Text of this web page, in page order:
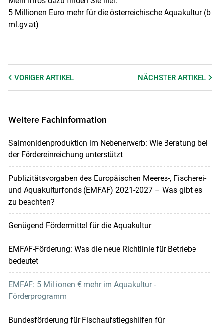
5 Millionen Euro mehr für die österreichische Aquakultur (b
ml.gv.at)
VORIGER ARTIKEL NÄCHSTERARTIKEL
Weitere Fachinformation
Salmonidenproduktion im Nebenerwerb: Wie Beratung bei
der Fördereinreichung unterstützt
Publizitätsvorgaben des Europäischen Meeres-, Fischerei-
und Aquakulturfonds (EMFAF) 2021-2027 – Was gibt es
zu beachten?
Genügend Fördermittel für die Aquakultur
EMFAF-Förderung: Was die neue Richtlinie für Betriebe
bedeutet
EMFAF: 5 Millionen € mehr im Aquakultur -
Förderprogramm
Bundesförderung für Fischaufstiegshilfen für